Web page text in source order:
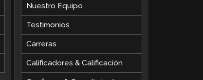
Nuestro Equipo
Testimonios
Carreras
Calificadores & Calificación